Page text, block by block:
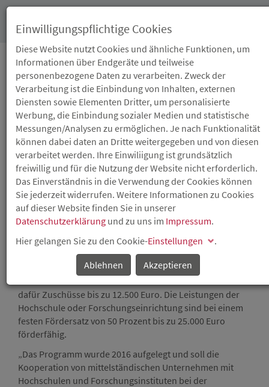
19.06.2017
INNOSTART:
LEICHT GEMACHT
Zuschüsse bis zu 12.500 Euro für Vergabe von FuE-
Aufträgen an Hochschulen und Forschungsinstituten
In einem einfachen und schnellen Verfahren fördert das
Land über die Investitions- und Strukturbank Rheinland-
Pfalz (ISB) die Vergabe von Forschungs- und
Entwicklungsaufträgen an Hochschulen oder
Forschungseinrichtungen. Im Rahmen des Programms
dafür Zuschüsse bis zu 12.500 Euro. Die Leistungen der
Hochschule oder Forschungseinrichtung sind bei einem
festen Fördersatz von 50 Prozent bis zu 25.000 Euro
förderfähig.
„Das Programm wurde 2016 aufgelegt und soll die
Kooperation von mittelständischen Unternehmen mit
Hochschulen und Forschungsinstituten bei der
Einwilligungspflichtige Cookies
Diese Website nutzt Cookies und ähnliche Funktionen, um
Informationen über Endgeräte und teilweise
personenbezogene Daten zu verarbeiten. Zweck der
Verarbeitung ist die Einbindung von Inhalten, externen
Diensten sowie Elementen Dritter, um personalisierte
Werbung, die Einbindung sozialer Medien und statistische
Messungen/Analysen zu ermöglichen. Je nach Funktionalität
können dabei daten an Dritte weitergegeben und von diesen
verarbeitet werden. Ihre Einwiliigung ist grundsätzlich
freiwillig und für die Nutzung der Website nicht erforderlich.
Das Einverständnis in die Verwendung der Cookies können
Sie jederzeit widerrufen. Weitere Informationen zu Cookies
auf dieser Website finden Sie in unserer
Datenschutzerklärung und zu uns im Impressum.
Hier gelangen Sie zu den Cookie-Einstellungen
.
Ablehnen
Akzeptieren